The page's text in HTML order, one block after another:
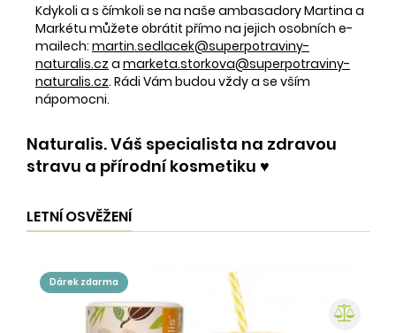
Kdykoli a s čímkoli se na naše ambasadory Martina a
Markétu můžete obrátit přímo na jejich osobních e-
mailech: martin.sedlacek@superpotraviny-
naturalis.cz a marketa.storkova@superpotraviny-
naturalis.cz. Rádi Vám budou vždy a se vším
nápomocni.
Naturalis. Váš specialista na zdravou
stravu a přírodní kosmetiku ♥️
LETNÍ OSVĚŽENÍ
dárek zdarma